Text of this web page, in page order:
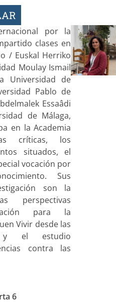
por la
clases en
/ Euskal Herriko
Moulay Ismail
Universidad de
Pablo de
Essaâdi
de Málaga,
en la Academia
críticas, los
situados, el
vocación por
Sus
son la
perspectivas
para la
Vivir desde las
y el estudio
contra las
6